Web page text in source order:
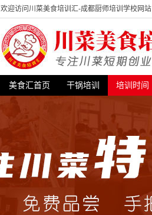
欢迎访问川菜美食培训汇-成都厨师培训学校网站
美食汇首页 干锅培训 培训时间